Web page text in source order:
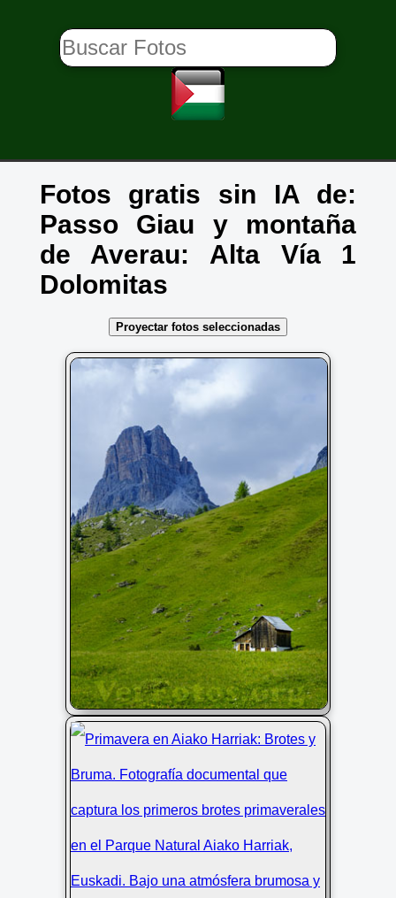
Fotos gratis sin IA de:
Passo Giau y montaña
de Averau: Alta Vía 1
Dolomitas
Proyectar fotos seleccionadas
Passo Giau y montaña de Averau: Alta
Vía 1 Dolomitas